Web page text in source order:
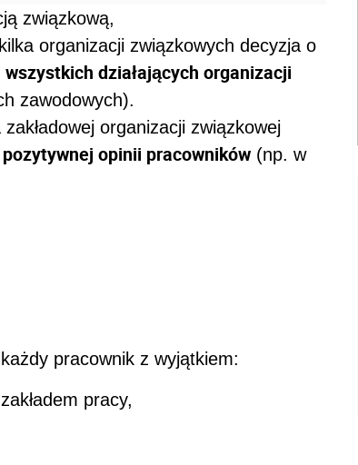
związkową,
organizacji związkowych decyzja o
wszystkich działających organizacji
zawodowych).
organizacji związkowej
opinii pracowników (np. w
pracownik z wyjątkiem:
pracy,